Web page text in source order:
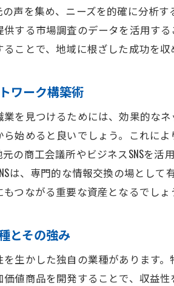
声を集め、ニーズを的確に分析
する市場調査のデータを活用す
ことで、地域に根ざした成功を収
ワーク構築術
を見つけるためには、効果的な
始めると良いでしょう。これに
の商工会議所やビジネスSNSを
は、専門的な情報交換の場とし
つながる重要な資産となるでしょ
とその強み
生かした独自の業種があります
値商品を開発することで、収益